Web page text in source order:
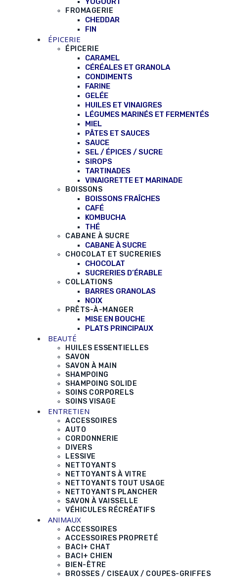
FROMAGERIE
CHEDDAR
FIN
ÉPICERIE
ÉPICERIE
CARAMEL
CÉRÉALES ET GRANOLA
CONDIMENTS
FARINE
GELÉE
HUILES ET VINAIGRES
LÉGUMES MARINÉS ET FERMENTÉS
MIEL
PÂTES ET SAUCES
SAUCE
SEL / ÉPICES / SUCRE
SIROPS
TARTINADES
VINAIGRETTE ET MARINADE
BOISSONS
BOISSONS FRAÎCHES
CAFÉ
KOMBUCHA
THÉ
CABANE À SUCRE
CABANE À SUCRE
CHOCOLAT ET SUCRERIES
CHOCOLAT
SUCRERIES D’ÉRABLE
COLLATIONS
BARRES GRANOLAS
NOIX
PRÊTS-À-MANGER
MISE EN BOUCHE
PLATS PRINCIPAUX
BEAUTÉ
HUILES ESSENTIELLES
SAVON
SAVON À MAIN
SHAMPOING
SHAMPOING SOLIDE
SOINS CORPORELS
SOINS VISAGE
ENTRETIEN
ACCESSOIRES
AUTO
CORDONNERIE
DIVERS
LESSIVE
NETTOYANTS
NETTOYANTS À VITRE
NETTOYANTS TOUT USAGE
NETTOYANTS PLANCHER
SAVON À VAISSELLE
VÉHICULES RÉCRÉATIFS
ANIMAUX
ACCESSOIRES
ACCESSOIRES PROPRETÉ
BACI+ CHAT
BACI+ CHIEN
BIEN-ÊTRE
BROSSES / CISEAUX / COUPES-GRIFFES